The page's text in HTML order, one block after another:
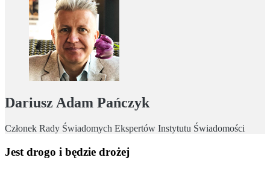
Dariusz Adam Pańczyk
Członek Rady Świadomych Ekspertów Instytutu Świadomości
Jest drogo i będzie drożej